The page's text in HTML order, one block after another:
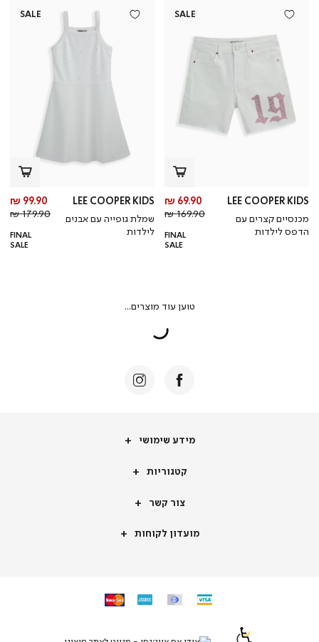
SALE
LEE COOPER KIDS
מכנסיים קצרים עם
הדפס לילדות
מחיר
מוצר
69.90 ₪
מחיר
רגיל
169.90 ₪
FINAL
SALE
SALE
LEE COOPER KIDS
שמלת גופייה עם אבנים
לילדות
99.90 ₪
179.90 ₪
FINAL
SALE
מידע
מידע שימושי
קטגוריותקטגוריות
צור
צור קשר
מועדון
מועדון לקוחות